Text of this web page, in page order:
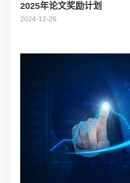
2025年论文奖励计划
2024-12-26